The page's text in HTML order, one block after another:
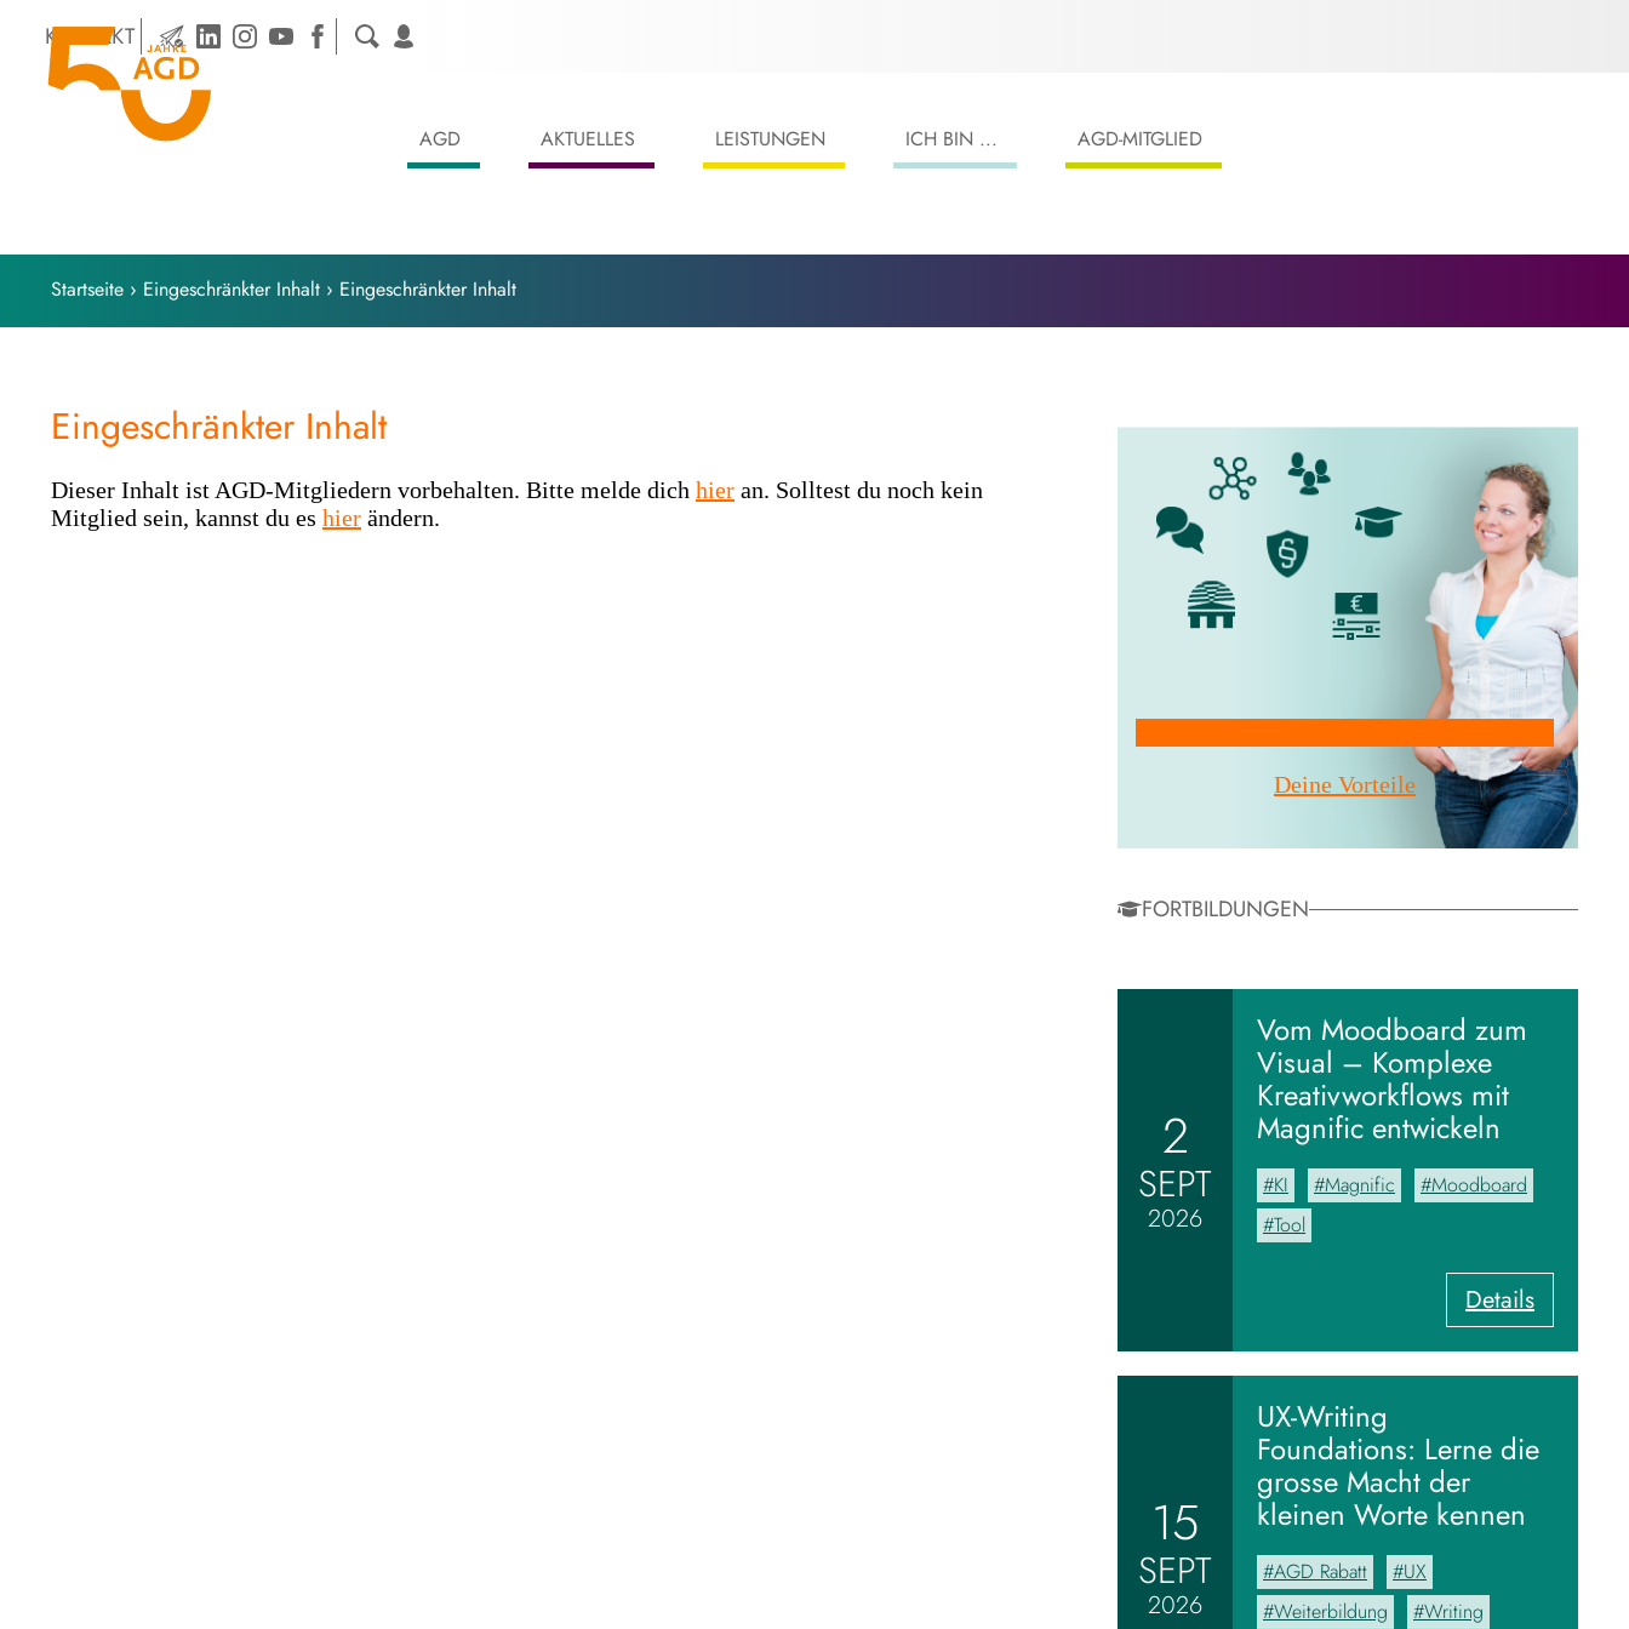
content
KONTAKT
AGD AKTUELLES LEISTUNGEN ICH BIN ... AGD-MITGLIED
Startseite › Eingeschränkter Inhalt › Eingeschränkter Inhalt
Eingeschränkter Inhalt
Dieser Inhalt ist AGD-Mitgliedern vorbehalten. Bitte melde dich hier an. Solltest du noch kein
Mitglied sein, kannst du es hier ändern.
Deine Vorteile
FORTBILDUNGEN
2
SEPT
2026
Vom Moodboard zum
Visual – Komplexe
Kreativworkflows mit
Magnific entwickeln
KI Magnific
Moodboard
Tool
Details:
V
o
m
o
o
15
SEPT
2026
UX-Writing
Foundations: Lerne die
grosse Macht der
kleinen Worte kennen
AGD Rabatt
UX
Weiterbildung
Writing